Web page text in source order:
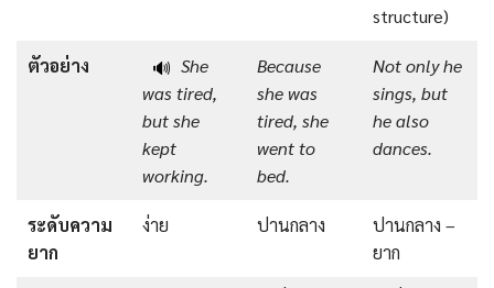
structure)
ตัวอย่าง 🔊 She
was tired,
but she
kept
working.
Because
she was
tired, she
went to
bed.
Not only he
sings, but
he also
dances.
ระดับความ
ยาก
ง่าย ปานกลาง
ปานกลาง –
ยาก